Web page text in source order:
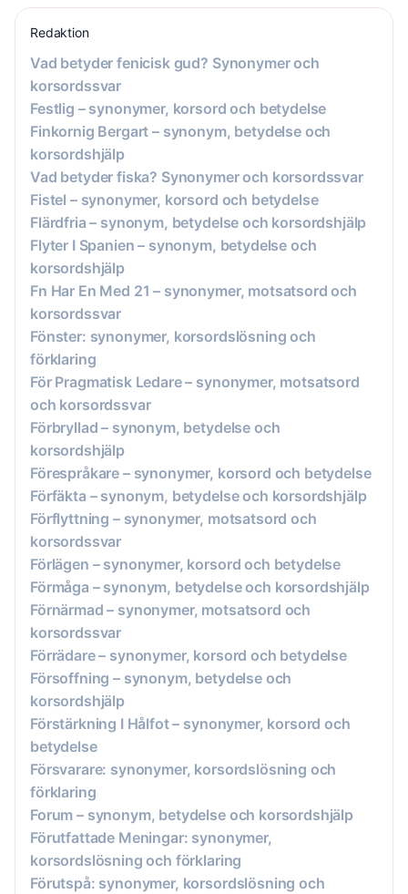
Redaktion
Vad betyder fenicisk gud? Synonymer och
korsordssvar
Festlig – synonymer, korsord och betydelse
Finkornig Bergart – synonym, betydelse och
korsordshjälp
Vad betyder fiska? Synonymer och korsordssvar
Fistel – synonymer, korsord och betydelse
Flärdfria – synonym, betydelse och korsordshjälp
Flyter I Spanien – synonym, betydelse och
korsordshjälp
Fn Har En Med 21 – synonymer, motsatsord och
korsordssvar
Fönster: synonymer, korsordslösning och
förklaring
För Pragmatisk Ledare – synonymer, motsatsord
och korsordssvar
Förbryllad – synonym, betydelse och
korsordshjälp
Förespråkare – synonymer, korsord och betydelse
Förfäkta – synonym, betydelse och korsordshjälp
Förflyttning – synonymer, motsatsord och
korsordssvar
Förlägen – synonymer, korsord och betydelse
Förmåga – synonym, betydelse och korsordshjälp
Förnärmad – synonymer, motsatsord och
korsordssvar
Förrädare – synonymer, korsord och betydelse
Försoffning – synonym, betydelse och
korsordshjälp
Förstärkning I Hålfot – synonymer, korsord och
betydelse
Försvarare: synonymer, korsordslösning och
förklaring
Forum – synonym, betydelse och korsordshjälp
Förutfattade Meningar: synonymer,
korsordslösning och förklaring
Förutspå: synonymer, korsordslösning och